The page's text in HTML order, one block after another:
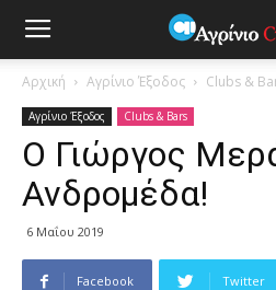
Αρχική Αγρίνιο Έξοδος Clubs &
Αγρίνιο Έξοδος Clubs & Bars
Ο Γιώργος
Ανδρομέδα!
6 Μαΐου 2019
Facebook Twitter